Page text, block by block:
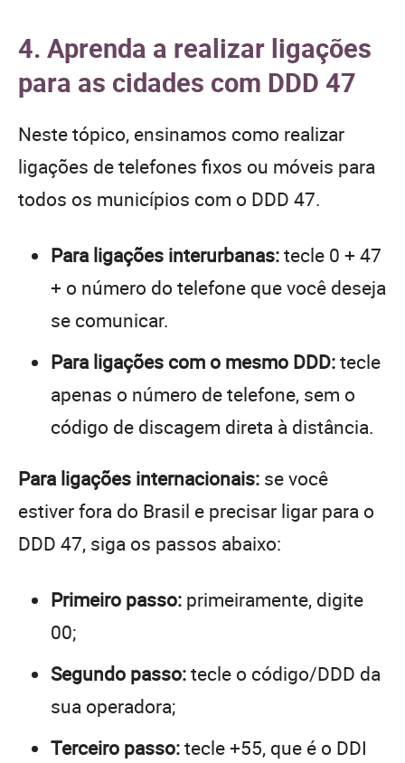
4. Aprenda a realizar ligações
para as cidades com DDD 47
Neste tópico, ensinamos como realizar
ligações de telefones fixos ou móveis para
todos os municípios com o DDD 47.
Para ligações interurbanas:tecle 0 + 47
+ o número do telefone que você deseja
se comunicar.
Para ligações com o mesmo DDD:tecle
apenas o número de telefone, sem o
código de discagem direta à distância.
Para ligações internacionais: se você
estiver fora do Brasil e precisar ligar para o
DDD 47, siga os passos abaixo:
Primeiro passo: primeiramente, digite
00;
Segundo passo:tecle o código/DDD da
sua operadora;
Terceiro passo:tecle +55, que é o DDI